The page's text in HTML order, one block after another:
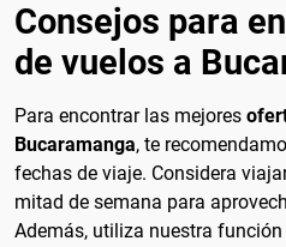
Consejos para
de vuelos a
Para encontrar las mejores
Bucaramanga, te
fechas de viaje. Considera
mitad de semana para
Además, utiliza nuestra